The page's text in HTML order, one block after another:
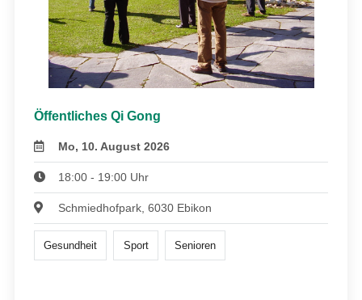
Öffentliches Qi Gong
Mo, 10. August 2026
18:00 - 19:00 Uhr
Schmiedhofpark, 6030 Ebikon
Gesundheit Sport Senioren